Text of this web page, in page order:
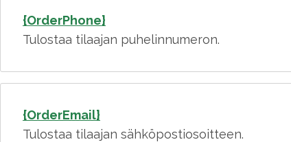
{OrderPhone}
Tulostaa tilaajan puhelinnumeron.
{OrderEmail}
Tulostaa tilaajan sähköpostiosoitteen.